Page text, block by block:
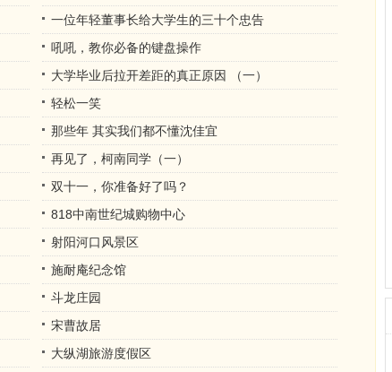
一位年轻董事长给大学生的三十个忠告
吼吼，教你必备的键盘操作
大学毕业后拉开差距的真正原因 （一）
轻松一笑
那些年 其实我们都不懂沈佳宜
再见了，柯南同学（一）
双十一，你准备好了吗？
818中南世纪城购物中心
射阳河口风景区
施耐庵纪念馆
斗龙庄园
宋曹故居
大纵湖旅游度假区